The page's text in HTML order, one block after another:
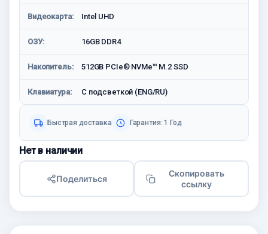
Видеокарта: Intel UHD
ОЗУ: 16GB DDR4
Накопитель: 512GB PCIe® NVMe™ M.2 SSD
Клавиатура: С подсветкой (ENG/RU)
Быстрая доставка Гарантия: 1 Год
Нет в наличии
Поделиться
Скопировать
ссылку